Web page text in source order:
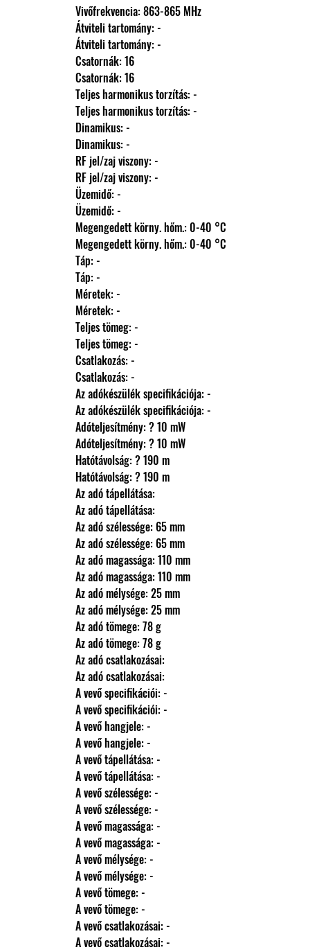
                Vivőfrekvencia: 863-865 MHz
                Átviteli tartomány: -
                Átviteli tartomány: -
                Csatornák: 16
                Csatornák: 16
                Teljes harmonikus torzítás: -
                Teljes harmonikus torzítás: -
                Dinamikus: -
                Dinamikus: -
                RF jel/zaj viszony: -
                RF jel/zaj viszony: -
                Üzemidő: -
                Üzemidő: -
                Megengedett körny. hőm.: 0-40 °C
                Megengedett körny. hőm.: 0-40 °C
                Táp: -
                Táp: -
                Méretek: -
                Méretek: -
                Teljes tömeg: -
                Teljes tömeg: -
                Csatlakozás: -
                Csatlakozás: -
                Az adókészülék specifikációja: -
                Az adókészülék specifikációja: -
                Adóteljesítmény: ? 10 mW
                Adóteljesítmény: ? 10 mW
                Hatótávolság: ? 190 m
                Hatótávolság: ? 190 m
                Az adó tápellátása:
                Az adó tápellátása:
                Az adó szélessége: 65 mm
                Az adó szélessége: 65 mm
                Az adó magassága: 110 mm
                Az adó magassága: 110 mm
                Az adó mélysége: 25 mm
                Az adó mélysége: 25 mm
                Az adó tömege: 78 g
                Az adó tömege: 78 g
                Az adó csatlakozásai:
                Az adó csatlakozásai:
                A vevő specifikációi: -
                A vevő specifikációi: -
                A vevő hangjele: -
                A vevő hangjele: -
                A vevő tápellátása: -
                A vevő tápellátása: -
                A vevő szélessége: -
                A vevő szélessége: -
                A vevő magassága: -
                A vevő magassága: -
                A vevő mélysége: -
                A vevő mélysége: -
                A vevő tömege: -
                A vevő tömege: -
                A vevő csatlakozásai: -
                A vevő csatlakozásai: -